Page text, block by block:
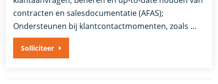
contracten en salesdocumentatie (AFAS);
Ondersteunen bij klantcontactmomenten, zoals …
Solliciteer